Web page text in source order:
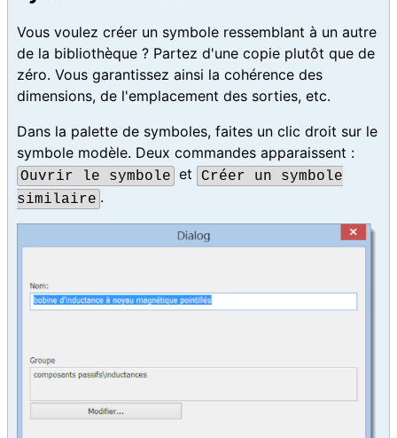
Vous voulez créer un symbole ressemblant à un autre
de la bibliothèque ? Partez d'une copie plutôt que de
zéro. Vous garantissez ainsi la cohérence des
dimensions, de l'emplacement des sorties, etc.
Dans la palette de symboles, faites un clic droit sur le
symbole modèle. Deux commandes apparaissent :
Ouvrir le symbole et
Créer un symbole
similaire .